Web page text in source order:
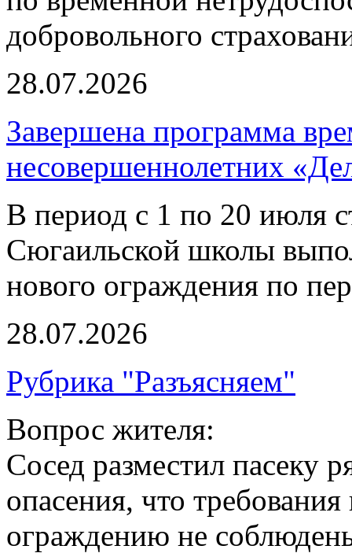
добровольного
28.07.2026
Завершена программа
несовершеннолетних
В период с 1 по 20 июля
Сюгаильской школы
нового ограждения по
28.07.2026
Рубрика "Разъясняем"
Вопрос жителя:
Сосед разместил пасеку
опасения, что
ограждению не